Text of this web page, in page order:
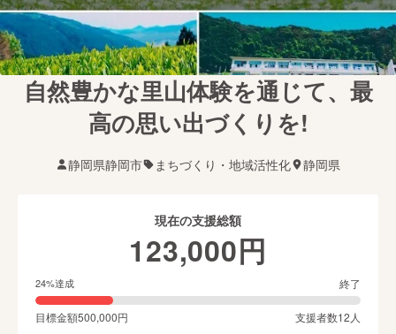
自然豊かな里山体験を通じて、最
高の思い出づくりを!
静岡県静岡市 まちづくり・地域活性化 静岡県
現在の支援総額
123,000円
24%達成 終了
目標金額500,000円 支援者数12 人